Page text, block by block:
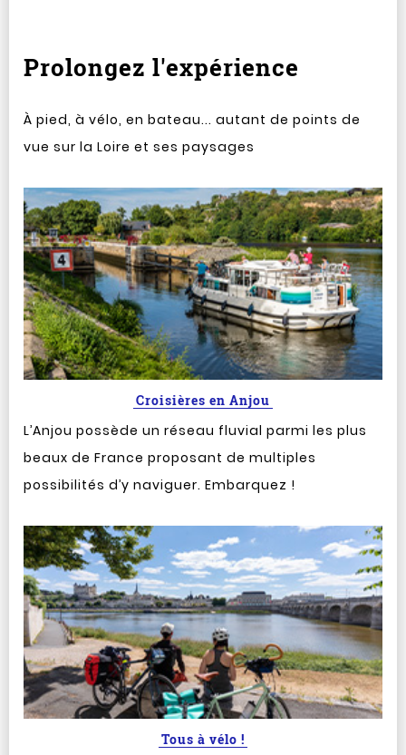
Prolongez l'expérience
À pied, à vélo, en bateau... autant de points de
vue sur la Loire et ses paysages
Croisières en Anjou
L’Anjou possède un réseau fluvial parmi les plus
beaux de France proposant de multiples
possibilités d’y naviguer. Embarquez !
Tous à vélo !